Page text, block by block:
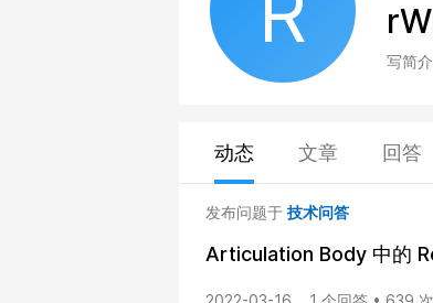
写简
动态 文章 回答
发布问题于 技术问答
Articulation Body 中的